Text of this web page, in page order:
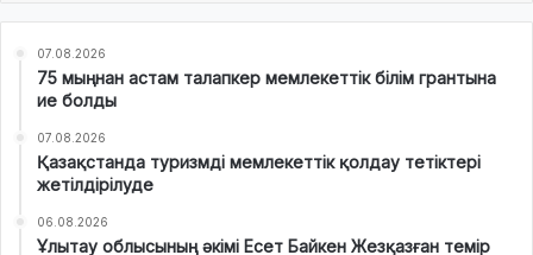
07.08.2026
75 мыңнан астам талапкер мемлекеттік білім грантына
ие болды
07.08.2026
Қазақстанда туризмді мемлекеттік қолдау тетіктері
жетілдірілуде
06.08.2026
Ұлытау облысының әкімі Есет Байкен Жезқазған темір